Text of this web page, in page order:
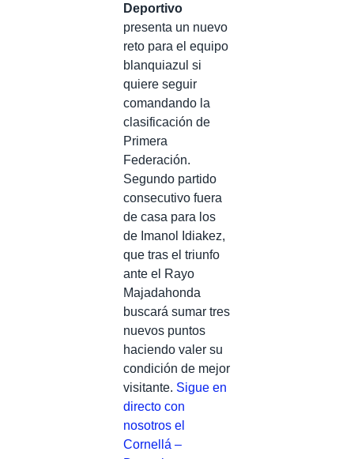
Deportivo
presenta un nuevo
reto para el equipo
blanquiazul si
quiere seguir
comandando la
clasificación de
Primera
Federación.
Segundo partido
consecutivo fuera
de casa para los
de Imanol Idiakez,
que tras el triunfo
ante el Rayo
Majadahonda
buscará sumar tres
nuevos puntos
haciendo valer su
condición de mejor
visitante. Sigue en
directo con
nosotros el
Cornellá –